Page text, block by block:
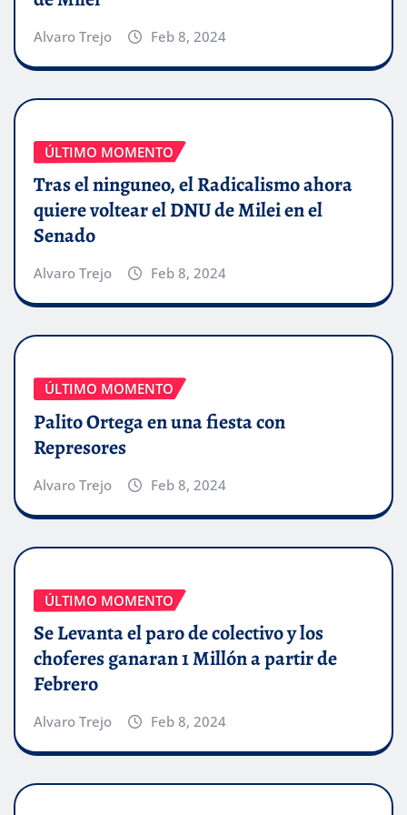
Alvaro Trejo Feb 8, 2024
ÚLTIMO MOMENTO
Tras el ninguneo, el Radicalismo ahora
quiere voltear el DNU de Milei en el
Senado
Alvaro Trejo Feb 8, 2024
ÚLTIMO MOMENTO
Palito Ortega en una fiesta con
Represores
Alvaro Trejo Feb 8, 2024
ÚLTIMO MOMENTO
Se Levanta el paro de colectivo y los
choferes ganaran 1 Millón a partir de
Febrero
Alvaro Trejo Feb 8, 2024